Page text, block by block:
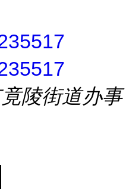
陵街道办事